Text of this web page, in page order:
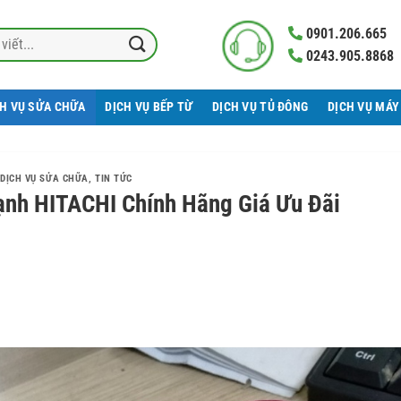
0901.206.665
0243.905.8868
VỤ SỬA CHỮA DỊCH VỤ BẾP TỪ DỊCH VỤ TỦ ĐÔNG DỊCH VỤ
DỊCH VỤ SỬA CHỮA,TIN TỨC
HITACHI Chính Hãng Giá Ưu Đãi